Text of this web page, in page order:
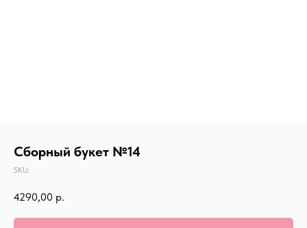
Сборный букет №14
SKU:
4290,00 р.